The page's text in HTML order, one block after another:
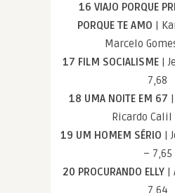
16 VIAJO PORQUE
PORQUE TE AMO |
Marcelo
17 FILM SOCIALISME|
7,68
18 UMA NOITE EM 67
Ricardo Calil
19 UM HOMEM SÉRIO |
– 7,65
20 PROCURANDO ELLY|
7,64